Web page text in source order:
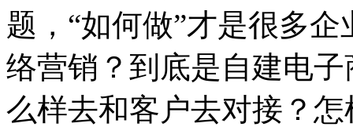
题，“如何做”才是很多
络营销？到底是自建电
么样去和客户去对接？